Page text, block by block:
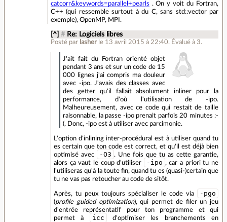
catcorr&keywords=parallel+pearls . On y voit du Fortran,
C++ (qui ressemble surtout à du C, sans std::vector par
exemple), OpenMP, MPI.
[^] # Re: Logiciels libres
Posté par lasher le 13 avril 2015 à 22:40. Évalué à 3.
J'ait fait du Fortran orienté objet
pendant 3 ans et sur un code de 15
000 lignes j'ai compris ma douleur
avec -ipo. J'avais des classes avec
des getter qu'il fallait absolument inliner pour la
performance, d'où l'utilisation de -ipo.
Malheureusement, avec ce code qui restait de taille
raisonnable, la passe -ipo prenait parfois 20 minutes :-
(. Donc, -ipo est à utiliser avec parcimonie.
L'option d'inlining inter-procédural est à utiliser quand tu
es certain que ton code est correct, et qu'il est déjà bien
optimisé avec
-O3 . Une fois que tu as cette garantie,
alors ça vaut le coup d'utiliser
-ipo , car a priori tu ne
l'utiliseras qu'à la toute fin, quand tu es (quasi-)certain que
tu ne vas pas retoucher au code de sitôt.
Après, tu peux toujours spécialiser le code via -pgo
(profile guided optimization), qui permet de filer un jeu
d'entrée représentatif pour ton programme et qui
permet à
icc
d'optimiser les branchements en